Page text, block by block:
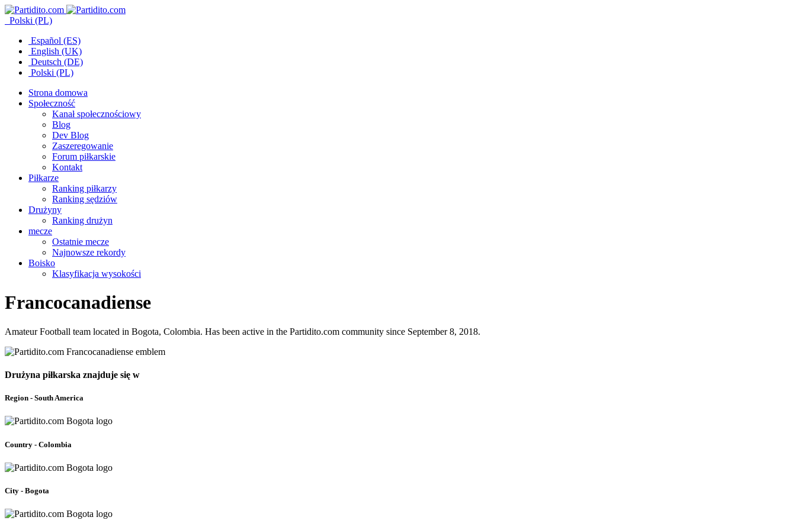
Polski (PL)
Español (ES)
English (UK)
Deutsch (DE)
Polski (PL)
Strona domowa
Społeczność
Kanał społecznościowy
Blog
Dev Blog
Zaszeregowanie
Forum piłkarskie
Kontakt
Piłkarze
Ranking piłkarzy
Ranking sędziów
Drużyny
Ranking drużyn
mecze
Ostatnie mecze
Najnowsze rekordy
Boisko
Klasyfikacja wysokości
Francocanadiense
Amateur Football team located in Bogota, Colombia. Has been active in the Partidito.com community since September 8, 2018.
Drużyna piłkarska znajduje się w
Region - South America
Country - Colombia
City - Bogota